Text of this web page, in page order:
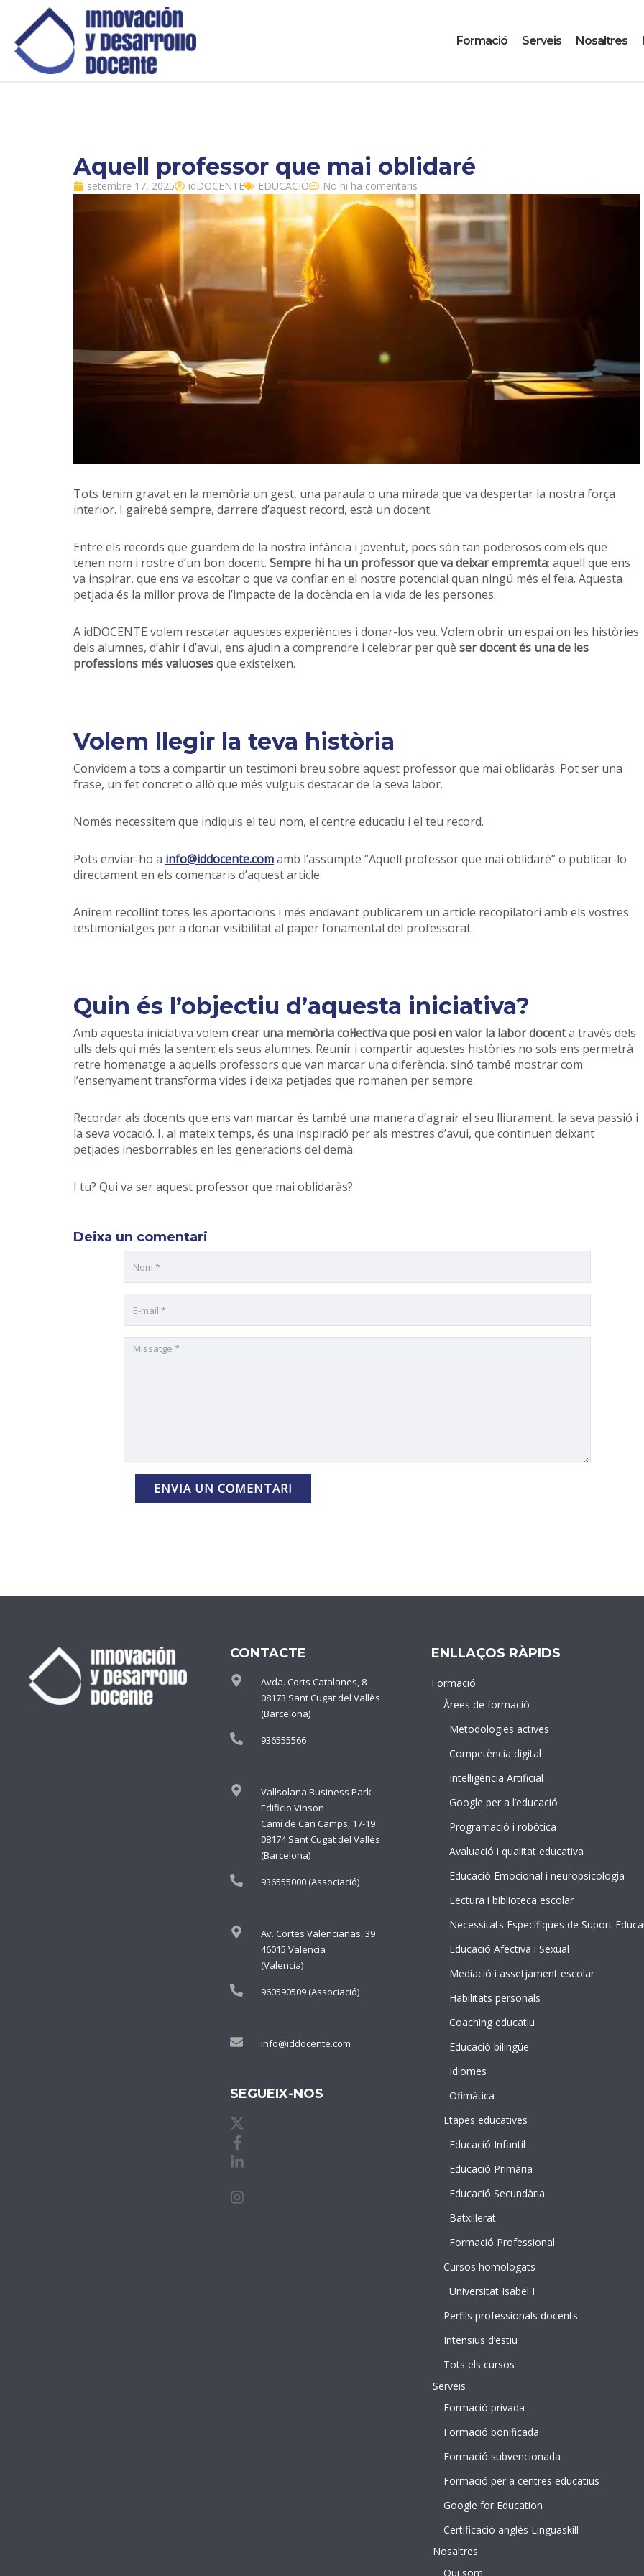
Formació Serveis Nosaltres
Aquell professor que mai oblidaré
setembre 17, 2025 idDOCENTE EDUCACIÓ No hi ha comentaris
Tots tenim gravat en la memòria un gest, una paraula o una mirada que va despertar la nostra força
interior. I gairebé sempre, darrere d’aquest record, està un docent.
Entre els records que guardem de la nostra infància i joventut, pocs són tan poderosos com els que
tenen nom i rostre d’un bon docent. Sempre hi ha un professor que va deixar empremta: aquell que ens
va inspirar, que ens va escoltar o que va confiar en el nostre potencial quan ningú més el feia. Aquesta
petjada és la millor prova de l’impacte de la docència en la vida de les persones.
A idDOCENTE volem rescatar aquestes experiències i donar-los veu. Volem obrir un espai on les històries
dels alumnes, d’ahir i d’avui, ens ajudin a comprendre i celebrar per què ser docent és una de les
professions més valuosesque existeixen.
Volem llegir la teva història
Convidem a tots a compartir un testimoni breu sobre aquest professor que mai oblidaràs. Pot ser una
frase, un fet concret o allò que més vulguis destacar de la seva labor.
Només necessitem que indiquis el teu nom, el centre educatiu i el teu record.
Pots enviar-ho a info@iddocente.comamb l’assumpte “Aquell professor que mai oblidaré” o publicar-lo
directament en els comentaris d’aquest article.
Anirem recollint totes les aportacions i més endavant publicarem un article recopilatori amb els vostres
testimoniatges per a donar visibilitat al paper fonamental del professorat.
Quin és l’objectiu d’aquesta iniciativa?
Amb aquesta iniciativa volem crear una memòria col·lectiva que posi en valor la labor docenta través dels
ulls dels qui més la senten: els seus alumnes. Reunir i compartir aquestes històries no sols ens permetrà
retre homenatge a aquells professors que van marcar una diferència, sinó també mostrar com
l’ensenyament transforma vides i deixa petjades que romanen per sempre.
Recordar als docents que ens van marcar és també una manera d’agrair el seu lliurament, la seva passió i
la seva vocació. I, al mateix temps, és una inspiració per als mestres d’avui, que continuen deixant
petjades inesborrables en les generacions del demà.
I tu? Qui va ser aquest professor que mai oblidaràs?
Deixa un comentari
CONTACTE
Avda. Corts Catalanes, 8
08173 Sant Cugat del Vallès
(Barcelona)
936555566
Vallsolana Business Park
Edificio Vinson
Camí de Can Camps, 17-19
08174 Sant Cugat del Vallès
(Barcelona)
936555000 (Associació)
Av. Cortes Valencianas, 39
46015 Valencia
(Valencia)
960590509 (Associació)
info@iddocente.com
SEGUEIX-NOS
ENLLAÇOS RÀPIDS
Formació
Àrees de formació
Metodologies actives
Competència digital
Intel·ligència Artificial
Google per a l’educació
Programació i robòtica
Avaluació i qualitat educativa
Educació Emocional i neuropsicologia
Lectura i biblioteca escolar
Necessitats Específiques de Suport
Educació Afectiva i Sexual
Mediació i assetjament escolar
Habilitats personals
Coaching educatiu
Educació bilingüe
Idiomes
Ofimàtica
Etapes educatives
Educació Infantil
Educació Primària
Educació Secundària
Batxillerat
Formació Professional
Cursos homologats
Universitat Isabel I
Perfils professionals docents
Intensius d’estiu
Tots els cursos
Serveis
Formació privada
Formació bonificada
Formació subvencionada
Formació per a centres educatius
Google for Education
Certificació anglès Linguaskill
Nosaltres
Qui som